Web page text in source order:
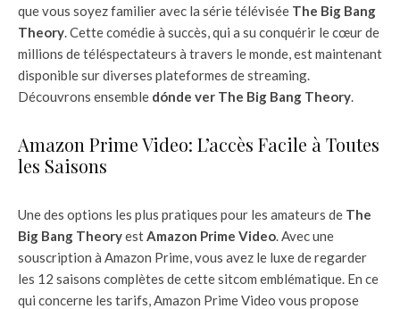
que vous soyez familier avec la série télévisée The Big Bang
Theory. Cette comédie à succès, qui a su conquérir le cœur de
millions de téléspectateurs à travers le monde, est maintenant
disponible sur diverses plateformes de streaming.
Découvrons ensemble dónde ver The Big Bang Theory.
Amazon Prime Video: L’accès Facile à Toutes
les Saisons
Une des options les plus pratiques pour les amateurs de The
Big Bang TheoryestAmazon Prime Video. Avec une
souscription à Amazon Prime, vous avez le luxe de regarder
les 12 saisons complètes de cette sitcom emblématique. En ce
qui concerne les tarifs, Amazon Prime Video vous propose